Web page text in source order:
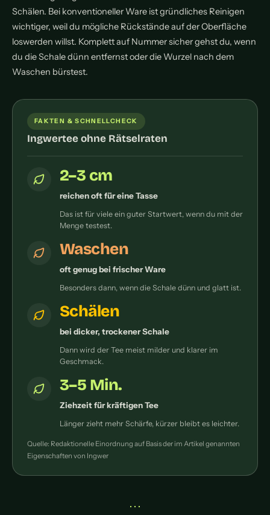
Schälen. Bei konventioneller Ware ist gründliches Reinigen
wichtiger, weil du mögliche Rückstände auf der Oberfläche
loswerden willst. Komplett auf Nummer sicher gehst du, wenn
du die Schale dünn entfernst oder die Wurzel nach dem
Waschen bürstest.
FAKTEN & SCHNELLCHECK
Ingwertee ohne Rätselraten
2–3 cm
reichen oft für eine Tasse
Das ist für viele ein guter Startwert, wenn du mit der
Menge testest.
Waschen
oft genug bei frischer Ware
Besonders dann, wenn die Schale dünn und glatt ist.
Schälen
bei dicker, trockener Schale
Dann wird der Tee meist milder und klarer im
Geschmack.
3–5 Min.
Ziehzeit für kräftigen Tee
Länger zieht mehr Schärfe, kürzer bleibt es leichter.
Quelle: Redaktionelle Einordnung auf Basis der im Artikel genannten
Eigenschaften von Ingwer
• • •